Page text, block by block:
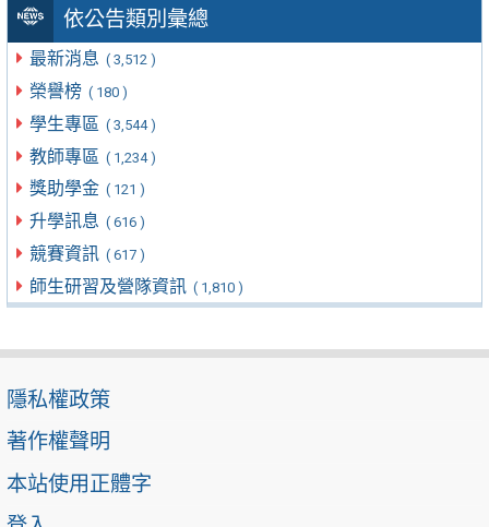
依公告類別彙總
最新消息 ( 3,512 )
榮譽榜 ( 180 )
學生專區 ( 3,544 )
教師專區 ( 1,234 )
獎助學金 ( 121 )
升學訊息 ( 616 )
競賽資訊 ( 617 )
師生研習及營隊資訊 ( 1,810 )
隱私權政策
著作權聲明
本站使用正體字